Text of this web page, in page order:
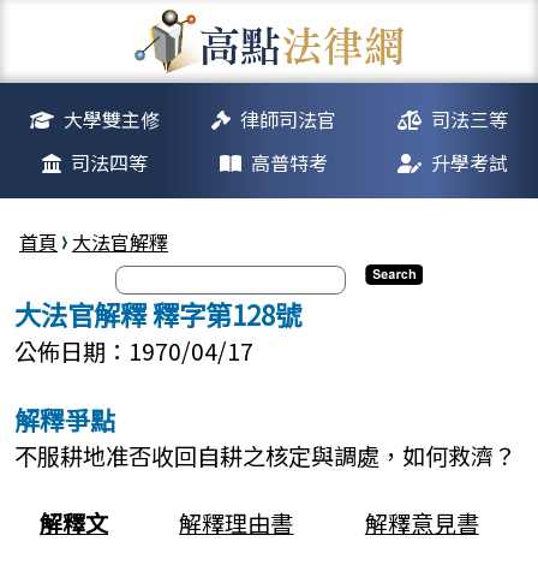
大學雙主修 律師司法官
司法三等
司法四等
高普特考 升學考試
首頁 大法官解釋
大法官解釋 釋字第128號
公佈日期：1970/04/17
解釋爭點
不服耕地准否收回自耕之核定與調處，如何救濟？
解釋文
解釋理由書 解釋意見書